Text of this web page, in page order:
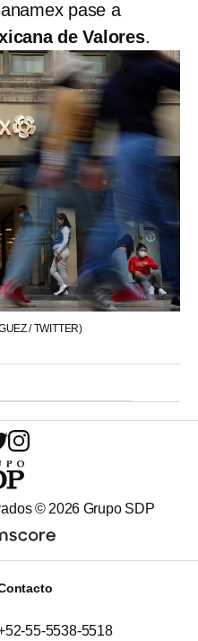
pase a
de Valores.
/ TWITTER)
©2026 Grupo SDP
55-5538-5518